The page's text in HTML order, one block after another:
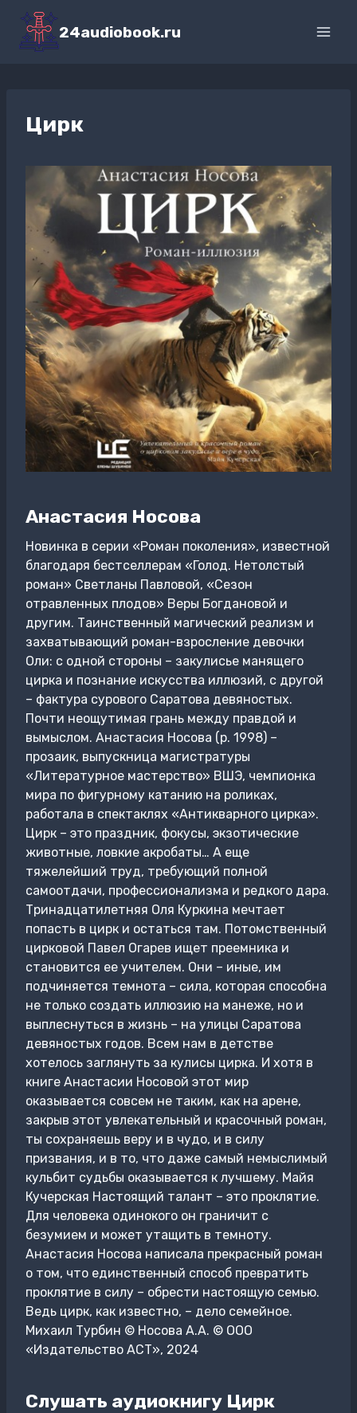
Перейти
содержимому
24audiobook.ru
Цирк
Анастасия Носова
Новинка в серии «Роман поколения», известной
благодаря бестселлерам «Голод. Нетолстый
роман» Светланы Павловой, «Сезон
отравленных плодов» Веры Богдановой и
другим. Таинственный магический реализм и
захватывающий роман-взросление девочки
Оли: с одной стороны – закулисье манящего
цирка и познание искусства иллюзий, с другой
– фактура сурового Саратова девяностых.
Почти неощутимая грань между правдой и
вымыслом. Анастасия Носова (р. 1998) –
прозаик, выпускница магистратуры
«Литературное мастерство» ВШЭ, чемпионка
мира по фигурному катанию на роликах,
работала в спектаклях «Антикварного цирка».
Цирк – это праздник, фокусы, экзотические
животные, ловкие акробаты… А еще
тяжелейший труд, требующий полной
самоотдачи, профессионализма и редкого дара.
Тринадцатилетняя Оля Куркина мечтает
попасть в цирк и остаться там. Потомственный
цирковой Павел Огарев ищет преемника и
становится ее учителем. Они – иные, им
подчиняется темнота – сила, которая способна
не только создать иллюзию на манеже, но и
выплеснуться в жизнь – на улицы Саратова
девяностых годов. Всем нам в детстве
хотелось заглянуть за кулисы цирка. И хотя в
книге Анастасии Носовой этот мир
оказывается совсем не таким, как на арене,
закрыв этот увлекательный и красочный роман,
ты сохраняешь веру и в чудо, и в силу
призвания, и в то, что даже самый немыслимый
кульбит судьбы оказывается к лучшему. Майя
Кучерская Настоящий талант – это проклятие.
Для человека одинокого он граничит с
безумием и может утащить в темноту.
Анастасия Носова написала прекрасный роман
о том, что единственный способ превратить
проклятие в силу – обрести настоящую семью.
Ведь цирк, как известно, – дело семейное.
Михаил Турбин © Носова А.А. © ООО
«Издательство АСТ», 2024
Слушать аудиокнигу Цирк